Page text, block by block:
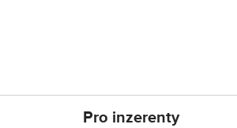
Pro inzerenty